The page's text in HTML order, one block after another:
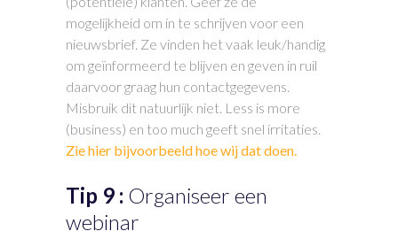
mogelijkheid om in te schrijven voor een
nieuwsbrief. Ze vinden het vaak leuk/handig
om geïnformeerd te blijven en geven in ruil
daarvoor graag hun contactgegevens.
Misbruik dit natuurlijk niet. Less is more
(business) en too much geeft snel irritaties.
Zie hier bijvoorbeeld hoe wij dat doen.
Tip 9 : Organiseer een
webinar